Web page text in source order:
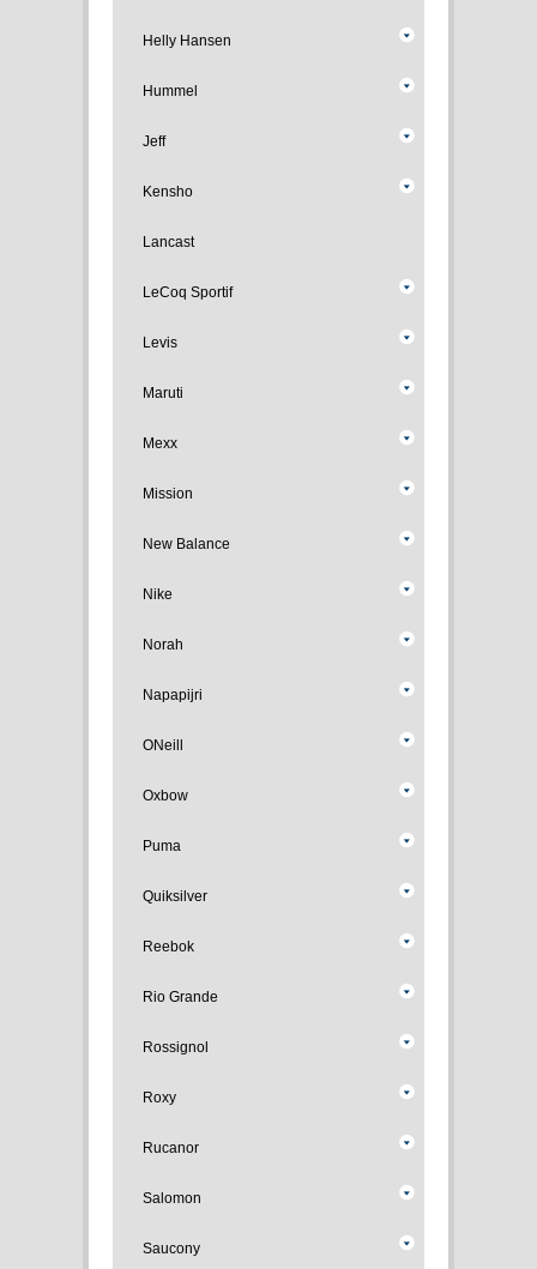
Helly Hansen
Hummel
Jeff
Kensho
Lancast
LeCoq Sportif
Levis
Maruti
Mexx
Mission
New Balance
Nike
Norah
Napapijri
ONeill
Oxbow
Puma
Quiksilver
Reebok
Rio Grande
Rossignol
Roxy
Rucanor
Salomon
Saucony